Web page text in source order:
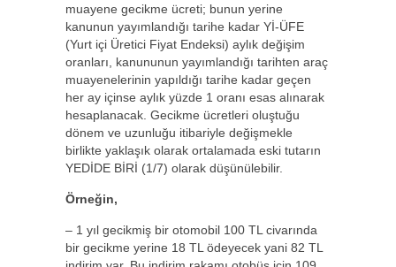
muayene gecikme ücreti; bunun yerine
kanunun yayımlandığı tarihe kadar Yİ-ÜFE
(Yurt içi Üretici Fiyat Endeksi) aylık değişim
oranları, kanununun yayımlandığı tarihten araç
muayenelerinin yapıldığı tarihe kadar geçen
her ay içinse aylık yüzde 1 oranı esas alınarak
hesaplanacak. Gecikme ücretleri oluştuğu
dönem ve uzunluğu itibariyle değişmekle
birlikte yaklaşık olarak ortalamada eski tutarın
YEDİDE BİRİ (1/7) olarak düşünülebilir.
Örneğin,
– 1 yıl gecikmiş bir otomobil 100 TL civarında
bir gecikme yerine 18 TL ödeyecek yani 82 TL